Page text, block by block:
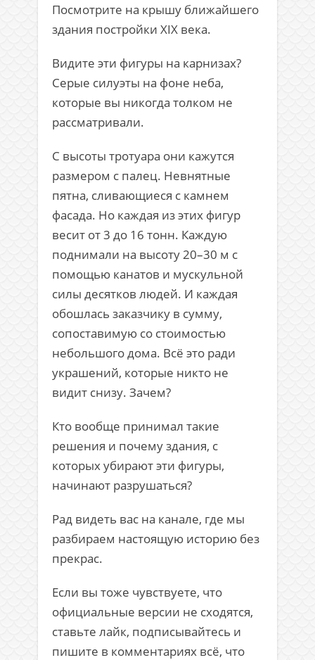
Посмотрите на крышу ближайшего
здания постройки XIX века.
Видите эти фигуры на карнизах?
Серые силуэты на фоне неба,
которые вы никогда толком не
рассматривали.
С высоты тротуара они кажутся
размером с палец. Невнятные
пятна, сливающиеся с камнем
фасада. Но каждая из этих фигур
весит от 3 до 16 тонн. Каждую
поднимали на высоту 20–30 м с
помощью канатов и мускульной
силы десятков людей. И каждая
обошлась заказчику в сумму,
сопоставимую со стоимостью
небольшого дома. Всё это ради
украшений, которые никто не
видит снизу. Зачем?
Кто вообще принимал такие
решения и почему здания, с
которых убирают эти фигуры,
начинают разрушаться?
Рад видеть вас на канале, где мы
разбираем настоящую историю без
прекрас.
Если вы тоже чувствуете, что
официальные версии не сходятся,
ставьте лайк, подписывайтесь и
пишите в комментариях всё, что